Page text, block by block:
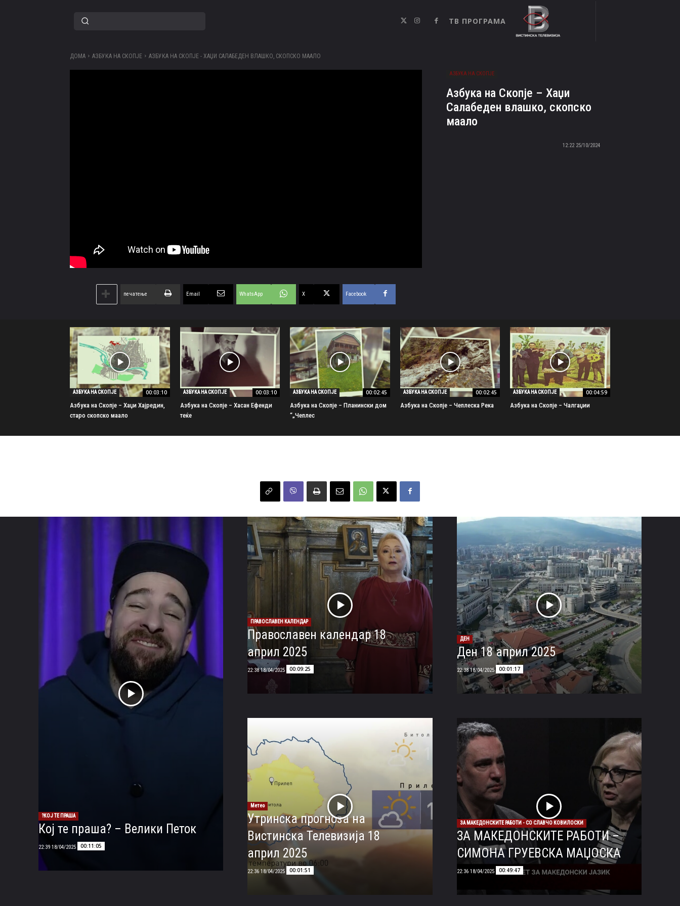
ТВ ПРОГРАМА
ДОМА АЗБУКА НА СКОПЈЕ АЗБУКА НА СКОПЈЕ - ХАЏИ САЛАБЕДЕН ВЛАШКО, СКОПСКО МААЛО
Facebook
X
WhatsApp
Email
печатење
АЗБУКА НА СКОПЈЕ
Азбука на Скопје – Хаџи
Салабеден влашко, скопско
маало
25/10/2024 12:22
АЗБУКА НА СКОПЈЕ 00:04:59
Азбука на Скопје – Чалгаџии
АЗБУКА НА СКОПЈЕ 00:02:45
Азбука на Скопје – Чеплеска Река
АЗБУКА НА СКОПЈЕ 00:02:45
Азбука на Скопје – Планински дом
„Чеплес“
АЗБУКА НА СКОПЈЕ 00:03:10
Азбука на Скопје – Хасан Ефенди
теќе
АЗБУКА НА СКОПЈЕ 00:03:10
Азбука на Скопје – Хаџи Хајредин,
старо скопско маало
КОЈ ТЕ ПРАША?
Кој те праша? – Велики Петок
00:11:05
18/04/2025 22:39
ПРАВОСЛАВЕН КАЛЕНДАР
Православен календар 18
април 2025
00:09:25
18/04/2025 22:38
Метео
Утринска прогноза на
Вистинска Телевизија 18
април 2025
00:01:51
18/04/2025 22:36
ДЕН
Ден 18 април 2025
00:01:17
18/04/2025 22:38
ЗА МАКЕДОНСКИТЕ РАБОТИ - СО СЛАВЧО КОВИЛОСКИ
ЗА МАКЕДОНСКИТЕ РАБОТИ –
СИМОНА ГРУЕВСКА МАЏОСКА
00:49:47
18/04/2025 22:36